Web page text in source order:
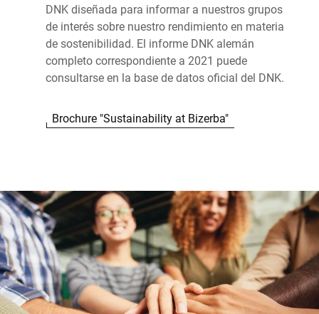
DNK diseñada para informar a nuestros grupos
de interés sobre nuestro rendimiento en materia
de sostenibilidad. El informe DNK alemán
completo correspondiente a 2021 puede
consultarse en la base de datos oficial del DNK.
Brochure "Sustainability at Bizerba"